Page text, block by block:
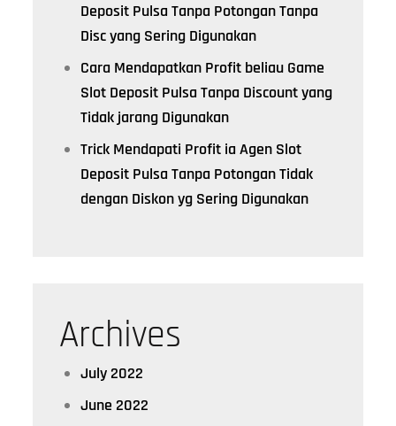
Deposit Pulsa Tanpa Potongan Tanpa
Disc yang Sering Digunakan
Cara Mendapatkan Profit beliau Game
Slot Deposit Pulsa Tanpa Discount yang
Tidak jarang Digunakan
Trick Mendapati Profit ia Agen Slot
Deposit Pulsa Tanpa Potongan Tidak
dengan Diskon yg Sering Digunakan
Archives
July 2022
June 2022